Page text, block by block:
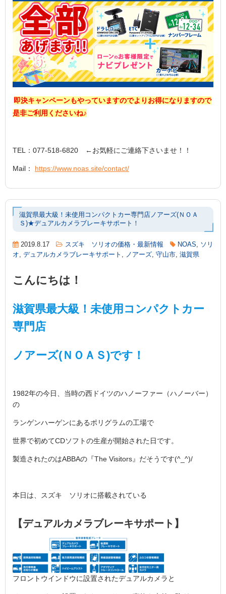
即決キャンペーンもやっていますのでよりお得になりますので
是非ご利用くださいね♪
TEL：077-518-6820 ←お気軽にご連絡下さいませ！！
Mail： https://www.noas.site/contact/
滋賀県最大級！未使用コンパクトカー専門店ノアーズ(ＮＯＡ
Ｓ)★デュアルカメラブレーキサポート！
2019.8.17 スズキ ソリオの価格・最新情報 NOAS, ソリ
オ, デュアルカメラブレーキサポート , ノアーズ, 守山市, 滋賀県
こんにちは！
滋賀県最大級！未使用コンパクトカー
専門店
ノアーズ(ＮＯＡＳ)です！
1982年の今日、当時の西ドイツのハノーファー（ハノーバー）
の
ランゲンハーゲンにあるポリグラムの工場で
世界で初めてCDソフトの生産が開始された日です。
製造されたのはABBAの『The Visitors』だそうです(^_^)/
本日は、スズキ ソリオに搭載されている
【デュアルカメラブレーキサポート】
フロントウインドウに設置されたデュアルカメラと